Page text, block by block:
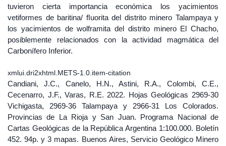
tuvieron cierta importancia económica los yacimientos
vetiformes de baritina/ ﬂuorita del distrito minero Talampaya y
los yacimientos de wolframita del distrito minero El Chacho,
posiblemente relacionados con la actividad magmática del
Carbonífero Inferior.
xmlui.dri2xhtml.METS-1.0.item-citation
Candiani, J.C., Canelo, H.N., Astini, R.A., Colombi, C.E.,
Cecenarro, J.F., Varas, R.E. 2022. Hojas Geológicas 2969-30
Vichigasta, 2969-36 Talampaya y 2966-31 Los Colorados.
Provincias de La Rioja y San Juan. Programa Nacional de
Cartas Geológicas de la República Argentina 1:100.000. Boletín
452. 94p. y 3 mapas. Buenos Aires, Servicio Geológico Minero